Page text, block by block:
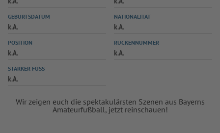
SPIELPLUS
GEBURTSDATUM
k.A.
NATIONALITÄT
k.A.
POSITION
k.A.
RÜCKENNUMMER
k.A.
STARKER FUSS
k.A.
Wir zeigen euch die spektakulärsten Szenen aus Bayerns
Amateurfußball, jetzt reinschauen!